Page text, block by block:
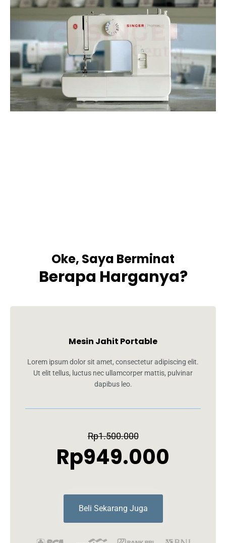
Oke, Saya Berminat
Berapa Harganya?
Mesin Jahit Portable
Lorem ipsum dolor sit amet, consectetur adipiscing elit.
Ut elit tellus, luctus nec ullamcorper mattis, pulvinar
dapibus leo.
Rp1.500.000
Rp949.000
Beli Sekarang Juga